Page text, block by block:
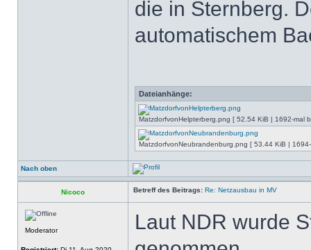
die in Sternberg.
automatischem
Dateianhänge:
MatzdorfvonHelpterberg.png [ 52.54 KiB | 1692-mal
MatzdorfvonNeubrandenburg.png [ 53.44 KiB |
Nach oben
Nicoco Betreff des Beitrags: Re: Netzausbau in MV
Moderator
Laut NDR wurde